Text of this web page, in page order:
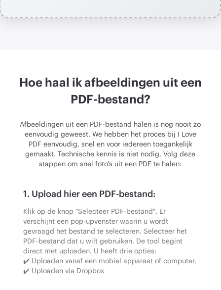
Hoe haal ik afbeeldingen uit een
PDF-bestand?
Afbeeldingen uit een PDF-bestand halen is nog nooit zo
eenvoudig geweest. We hebben het proces bij I Love
PDF eenvoudig, snel en voor iedereen toegankelijk
gemaakt. Technische kennis is niet nodig. Volg deze
stappen om snel foto's uit een PDF te halen:
1. Upload hier een PDF-bestand:
Klik op de knop "Selecteer PDF-bestand". Er
verschijnt een pop-upvenster waarin u wordt
gevraagd het bestand te selecteren. Selecteer het
PDF-bestand dat u wilt gebruiken. De tool begint
direct met uploaden. U heeft drie opties:
✔️ Uploaden vanaf een mobiel apparaat of computer.
✔️ Uploaden via Dropbox